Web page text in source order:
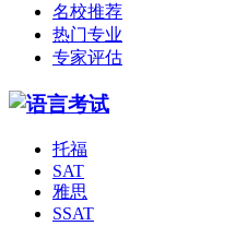
名校推荐
热门专业
专家评估
托福
SAT
雅思
SSAT